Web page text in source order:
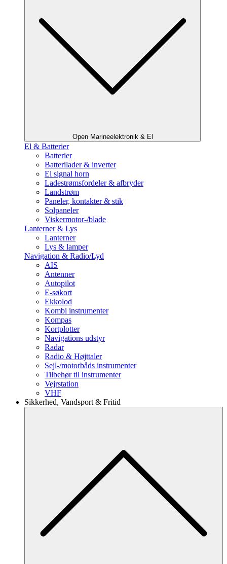
Open Marineelektronik & El
El & Batterier
Batterier
Batterilader & inverter
El signal horn
Ladestrømsfordeler & afbryder
Landstrøm
Paneler, kontakter & stik
Solpaneler
Viskermotor-/blade
Lanterner & Lys
Lanterner
Lys & lamper
Navigation & Radio/Lyd
AIS
Antenner
Autopilot
E-søkort
Ekkolod
Kombi instrumenter
Kompas
Kortplotter
Navigations udstyr
Radar
Radio & Højttaler
Sejl-/motorbåds instrumenter
Tilbehør til instrumenter
Vejrstation
VHF
Sikkerhed, Vandsport & Fritid